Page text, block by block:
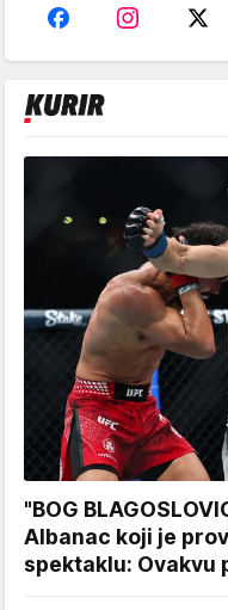
"BOG
Albanac koji je
spektaklu: Ovakvu